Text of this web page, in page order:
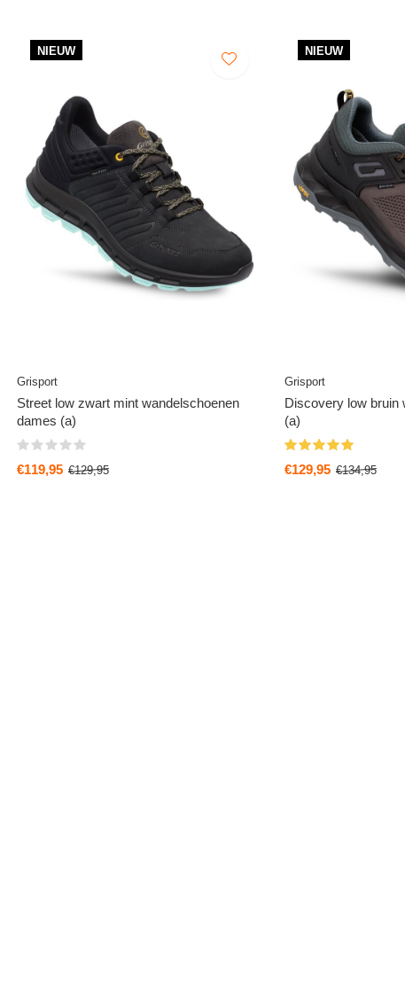
NIEUW
Grisport
Street low zwart mint wandelschoenen
dames (a)
€119,95 €129,95
NIEUW
Grisport
Discovery low bruin
(a)
€129,95 €134,95